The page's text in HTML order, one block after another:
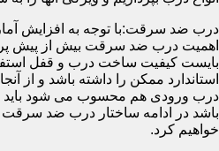
درب ضد سرقت:با توجه به افزایش
اهمیت درب ضد سرقت بیش از پیش
بایست کیفیت ساخت درب و قفل
استاندارد ممکن را داشته باشد و
درب ورودی هم محسوب می شود باید
باشد در ادامه ساختار درب ضد سرقت
خواهیم کرد.